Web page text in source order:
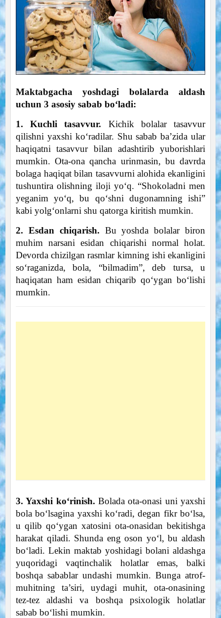
Maktabgacha yoshdagi bolalarda aldash
uchun 3 asosiy sabab bo‘ladi:
1. Kuchli tasavvur. Kichik bolalar tasavvur
qilishni yaxshi ko‘radilar. Shu sabab ba’zida ular
haqiqatni tasavvur bilan adashtirib yuborishlari
mumkin. Ota-ona qancha urinmasin, bu davrda
bolaga haqiqat bilan tasavvurni alohida ekanligini
tushuntira olishning iloji yo‘q. “Shokoladni men
yeganim yo‘q, bu qo‘shni dugonamning ishi”
kabi yolg‘onlarni shu qatorga kiritish mumkin.
2. Esdan chiqarish. Bu yoshda bolalar biron
muhim narsani esidan chiqarishi normal holat.
Devorda chizilgan rasmlar kimning ishi ekanligini
so‘raganizda, bola, “bilmadim”, deb tursa, u
haqiqatan ham esidan chiqarib qo‘ygan bo‘lishi
mumkin.
3. Yaxshi ko‘rinish. Bolada ota-onasi uni yaxshi
bola bo‘lsagina yaxshi ko‘radi, degan fikr bo‘lsa,
u qilib qo‘ygan xatosini ota-onasidan bekitishga
harakat qiladi. Shunda eng oson yo‘l, bu aldash
bo‘ladi. Lekin maktab yoshidagi bolani aldashga
yuqoridagi vaqtinchalik holatlar emas, balki
boshqa sabablar undashi mumkin. Bunga atrof-
muhitning ta’siri, uydagi muhit, ota-onasining
tez-tez aldashi va boshqa psixologik holatlar
sabab bo‘lishi mumkin.